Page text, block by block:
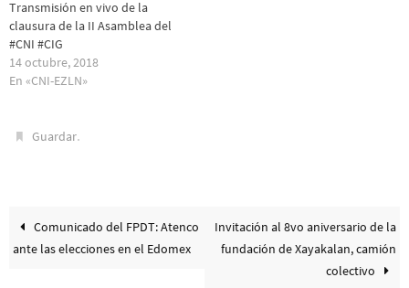
Transmisión en vivo de la
clausura de la II Asamblea del
#CNI #CIG
14 octubre, 2018
En «CNI-EZLN»
Guardar.
Comunicado del FPDT: Atenco
ante las elecciones en el Edomex
Invitación al 8vo aniversario de la
fundación de Xayakalan, camión
colectivo